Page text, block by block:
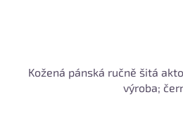
Kožená pánská ručně šitá
výroba;